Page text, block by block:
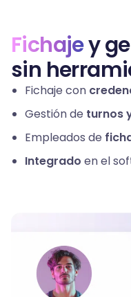
Fichajey
sin
Fichaje con
Gestión de turnos
Empleados de
Integrado en el